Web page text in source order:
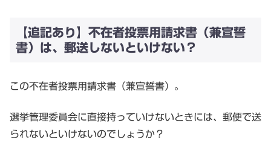
【追記あり】不在者投票用請求書（兼宣誓
書）は、郵送しないといけない？
この不在者投票用請求書（兼宣誓書）。
選挙管理委員会に直接持っていけないときには、郵便で送
られないといけないのでしょうか？